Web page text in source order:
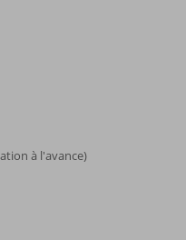
à l'avance)